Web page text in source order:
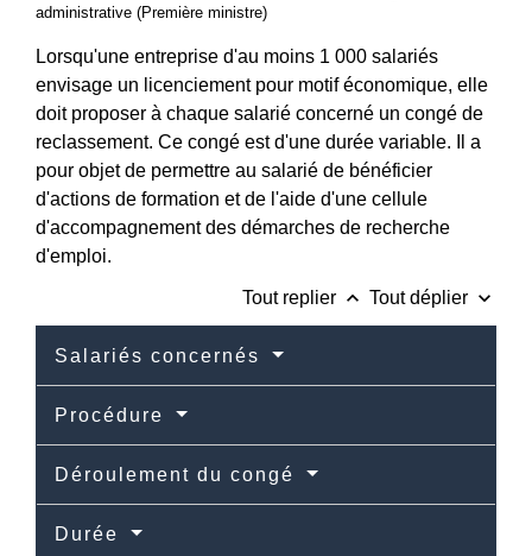
administrative (Première ministre)
Lorsqu'une entreprise d'au moins 1 000 salariés
envisage un licenciement pour motif économique, elle
doit proposer à chaque salarié concerné un congé de
reclassement. Ce congé est d'une durée variable. Il a
pour objet de permettre au salarié de bénéficier
d'actions de formation et de l'aide d'une cellule
d'accompagnement des démarches de recherche
d'emploi.
Tout replier keyboard_arrow_up Tout déplier keyboard_arrow_down
Salariés concernés
Procédure
Déroulement du congé
Durée